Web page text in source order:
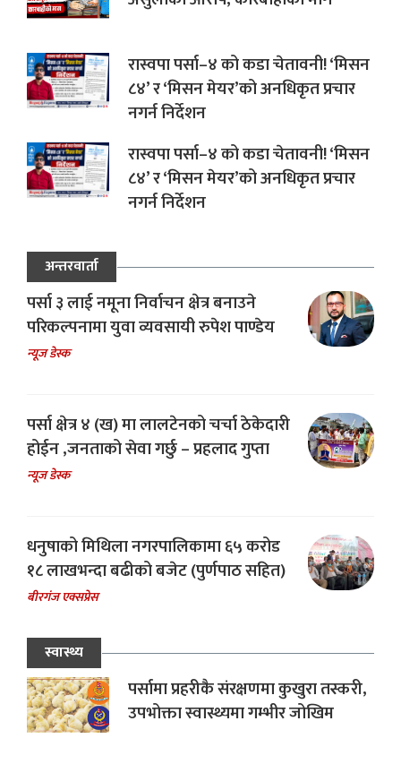
रास्वपा पर्सा–४ को कडा चेतावनी! ‘मिसन
८४’ र ‘मिसन मेयर’को अनधिकृत प्रचार
नगर्न निर्देशन
रास्वपा पर्सा–४ को कडा चेतावनी! ‘मिसन
८४’ र ‘मिसन मेयर’को अनधिकृत प्रचार
नगर्न निर्देशन
अन्तरवार्ता
पर्सा ३ लाई नमूना निर्वाचन क्षेत्र बनाउने
परिकल्पनामा युवा व्यवसायी रुपेश पाण्डेय
न्यूज डेस्क
पर्सा क्षेत्र ४ (ख) मा लालटेनको चर्चा ठेकेदारी
होईन ,जनताको सेवा गर्छु – प्रहलाद गुप्ता
न्यूज डेस्क
धनुषाको मिथिला नगरपालिकामा ६५ करोड
१८ लाखभन्दा बढीको बजेट (पुर्णपाठ सहित)
बीरगंज एक्सप्रेस
स्वास्थ्य
पर्सामा प्रहरीकै संरक्षणमा कुखुरा तस्करी,
उपभोक्ता स्वास्थ्यमा गम्भीर जोखिम